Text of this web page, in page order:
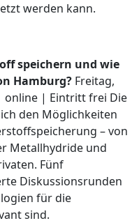
werden kann.
speichern und wie
Hamburg? Freitag,
| online | Eintritt frei Die
den Möglichkeiten
– von
Metallhydride und
Fünf
Diskussionsrunden
für die
sind.